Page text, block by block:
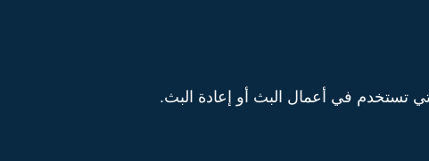
تستخدم في أعمال البث أو إعادة البث.